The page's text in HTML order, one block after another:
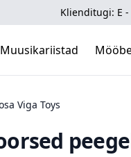
Klienditugi: E -
Muusikariistad
Viga Toys